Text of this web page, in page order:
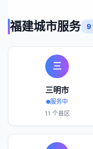
福建城市服务 9
三
三明市
服务中
11 个县区